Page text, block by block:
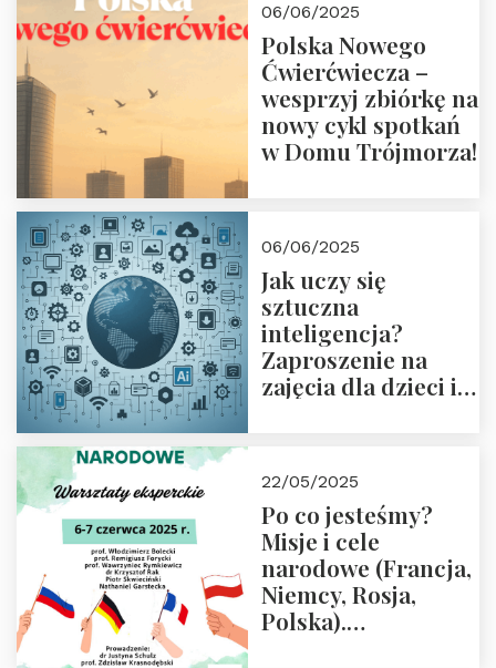
18:00
06/06/2025
Polska Nowego
Ćwierćwiecza –
wesprzyj zbiórkę na
nowy cykl spotkań
w Domu Trójmorza!
06/06/2025
Jak uczy się
sztuczna
inteligencja?
Zaproszenie na
zajęcia dla dzieci i
22/05/2025
Po co jesteśmy?
Misje i cele
narodowe (Francja,
Niemcy, Rosja,
Polska).